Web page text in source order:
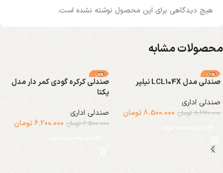
هیچ دیدگاهی برای این محصول نوشته نشده است.
محصولات مشابه
-2%
صندلی مدل LCL104X نیلپر
صندلی اداری
8.670.000تومان 8.500.000تومان
افزودن به سبد خرید
-5%
صندلی کرکره گودی کمر دار مدل
یکتا
صندلی اداری
6.500.000تومان 6.200.000تومان
افزودن به سبد خرید